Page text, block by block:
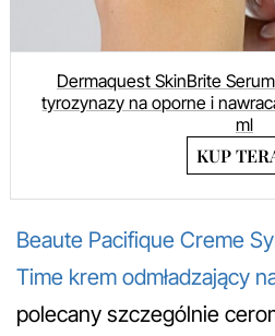
Dermaquest SkinBrite
tyrozynazy na oporne i
ml
KUP
Beaute Pacifique Creme
Time krem odmładzający
polecany szczególnie